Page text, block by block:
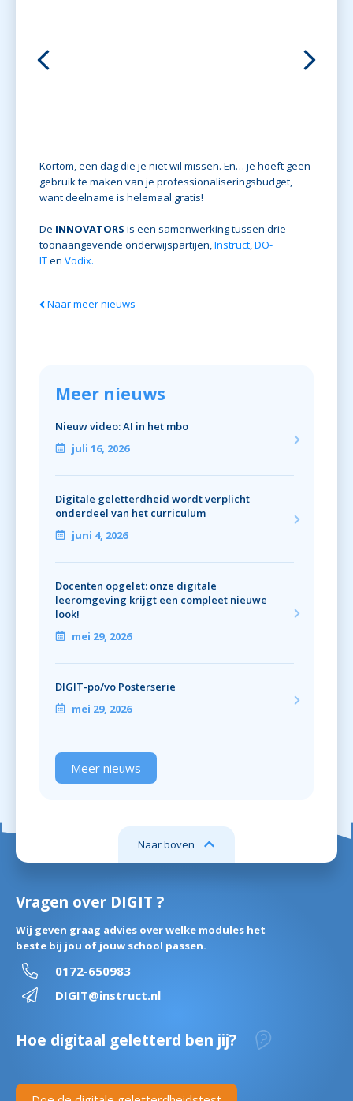
Kortom, een dag die je niet wil missen. En… je hoeft geen
gebruik te maken van je professionaliseringsbudget,
want deelname is helemaal gratis!
De INNOVATORS is een samenwerking tussen drie
toonaangevende onderwijspartijen,Instruct,DO-
ITen Vodix.
Naar meer nieuws
Meer nieuws
Nieuw video: AI in het mbo
juli 16, 2026
Digitale geletterdheid wordt verplicht
onderdeel van het curriculum
juni 4, 2026
Docenten opgelet: onze digitale
leeromgeving krijgt een compleet nieuwe
look!
mei 29, 2026
DIGIT-po/vo Posterserie
mei 29, 2026
Meer nieuws
Naar boven
Vragen over DIGIT ?
Wij geven graag advies over welke modules het
beste bij jou of jouw school passen.
0172-650983
DIGIT@instruct.nl
Hoe digitaal geletterd ben jij?